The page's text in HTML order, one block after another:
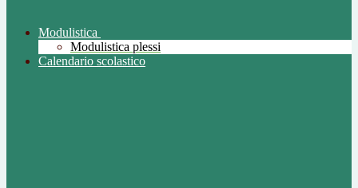
Modulistica
Modulistica plessi
Calendario scolastico